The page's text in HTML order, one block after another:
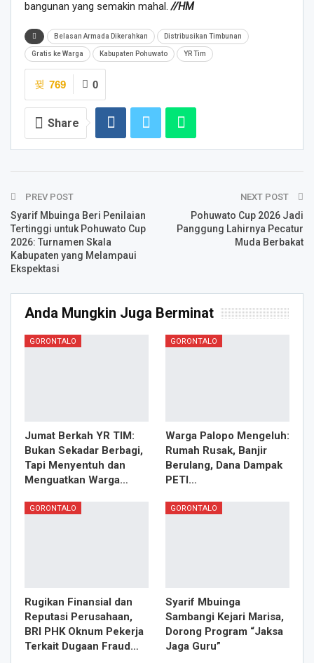
bangunan yang semakin mahal. //HM
Belasan Armada Dikerahkan Distribusikan Timbunan
Gratis ke Warga Kabupaten Pohuwato YR Tim
0
769
Share
PREV POST
Syarif Mbuinga Beri Penilaian
Tertinggi untuk Pohuwato Cup
2026: Turnamen Skala
Kabupaten yang Melampaui
Ekspektasi
NEXT POST
Pohuwato Cup 2026 Jadi
Panggung Lahirnya Pecatur
Muda Berbakat
Anda Mungkin Juga Berminat
GORONTALO
Jumat Berkah YR TIM:
Bukan Sekadar Berbagi,
Tapi Menyentuh dan
Menguatkan Warga…
GORONTALO
Warga Palopo Mengeluh:
Rumah Rusak, Banjir
Berulang, Dana Dampak
PETI…
GORONTALO
Rugikan Finansial dan
Reputasi Perusahaan,
BRI PHK Oknum Pekerja
Terkait Dugaan Fraud…
GORONTALO
Syarif Mbuinga
Sambangi Kejari Marisa,
Dorong Program “Jaksa
Jaga Guru”